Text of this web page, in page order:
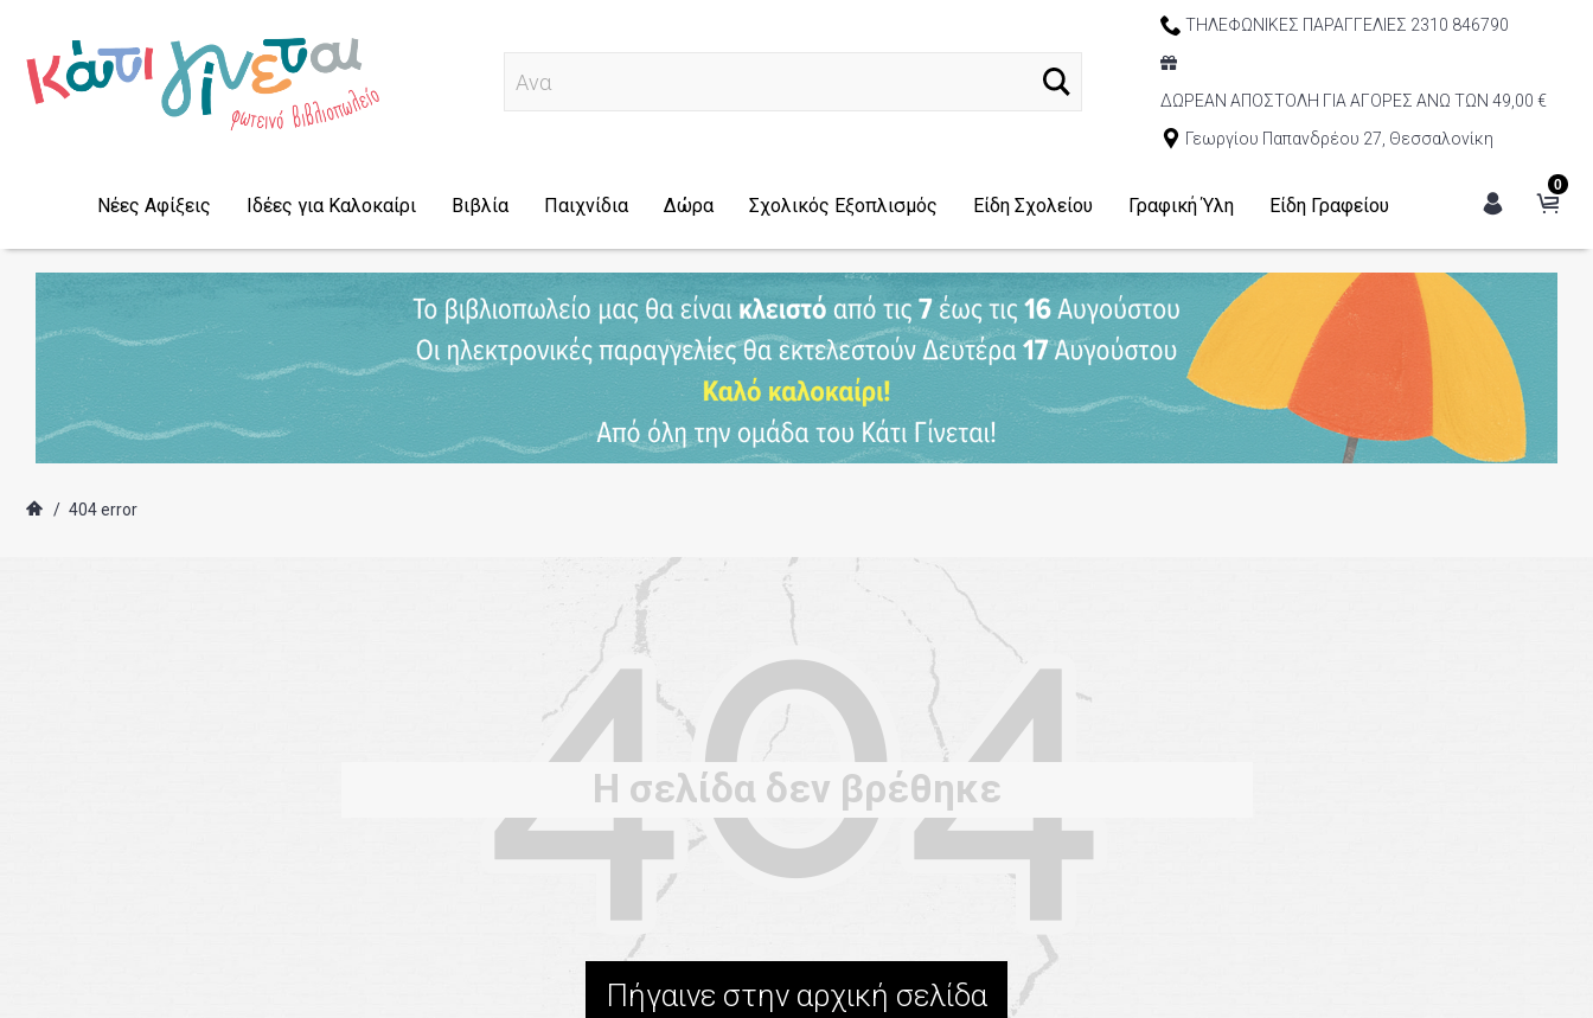
Αναζήτηση
ΤΗΛΕΦΩΝΙΚΕΣ ΠΑΡΑΓΓΕΛΙΕΣ 2310 846790
ΔΩΡΕΑΝ ΑΠΟΣΤΟΛΗ ΓΙΑ ΑΓΟΡΕΣ ΑΝΩ ΤΩΝ 49,00 €
Γεωργίου Παπανδρέου 27, Θεσσαλονίκη
0
Νέες Αφίξεις Ιδέες για Καλοκαίρι Βιβλία Παιχνίδια Δώρα Σχολικός Εξοπλισμός Είδη Σχολείου Γραφική Ύλη Είδη Γραφείου
/ 404 error
Η σελίδα δεν βρέθηκε
Πήγαινε στην αρχική σελίδα